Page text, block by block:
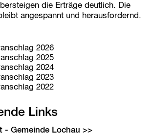
die Erträge deutlich. Die
angespannt und herausfordernd.
2026
2025
2024
2023
2022
Links
- Gemeinde Lochau